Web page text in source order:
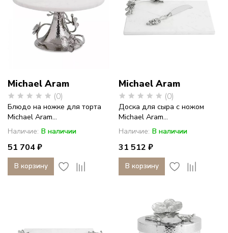
Michael Aram
(0)
Блюдо на ножке для торта
Michael Aram...
Наличие: В наличии
51 704 ₽
В корзину
Michael Aram
(0)
Доска для сыра с ножом
Michael Aram...
Наличие: В наличии
31 512 ₽
В корзину